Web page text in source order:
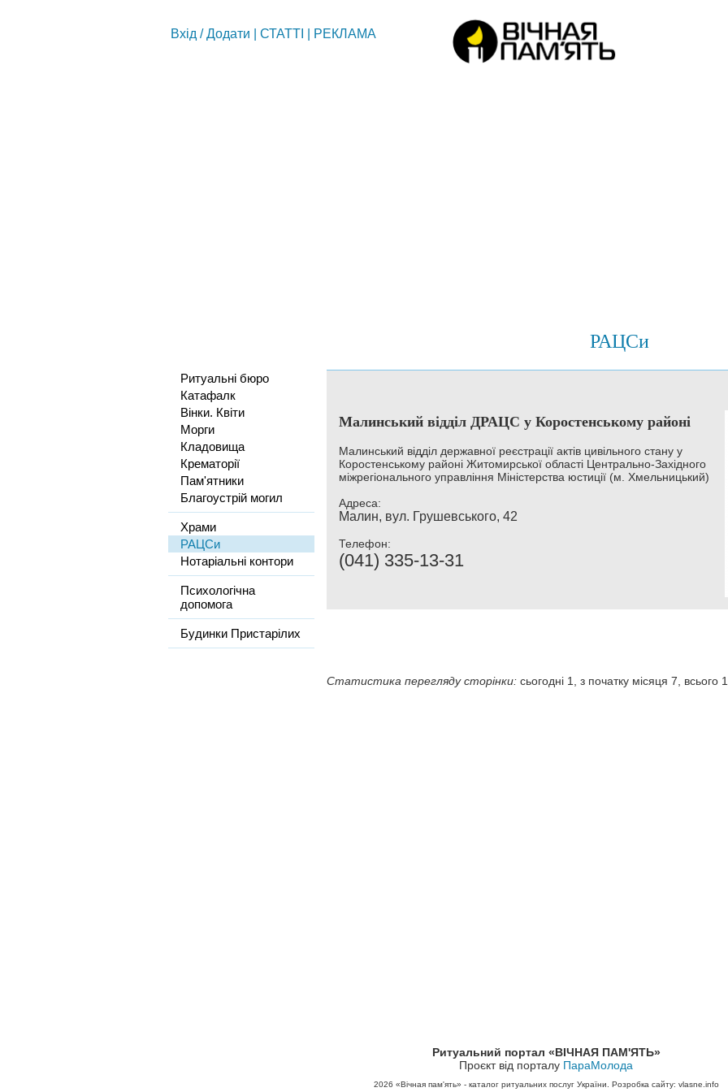
Вхід /Додати СТАТТІ РЕКЛАМА
РАЦСи
Ритуальні бюро
Катафалк
Вінки. Квіти
Морги
Кладовища
Крематорії
Пам'ятники
Благоустрій могил
Храми
РАЦСи
Нотаріальні контори
Психологічна
допомога
Будинки Пристарілих
Малинський відділ ДРАЦС у Коростенському районі
Малинський відділ державної реєстрації актів цивільного стану у
Коростенському районі Житомирської області Центрально-Західного
міжрегіонального управління Міністерства юстиції (м. Хмельницький)
Адреса:
Малин, вул. Грушевського, 42
Телефон:
(041) 335-13-31
Статистика перегляду сторінки: сьогодні 1, з початку місяця 7, всього
Ритуальний портал «ВІЧНАЯ ПАМ'ЯТЬ»
Проєкт від порталу ПараМолода
2026 «Вічная пам'ять» - каталог ритуальних послуг України. Розробка сайту: vlasne.info